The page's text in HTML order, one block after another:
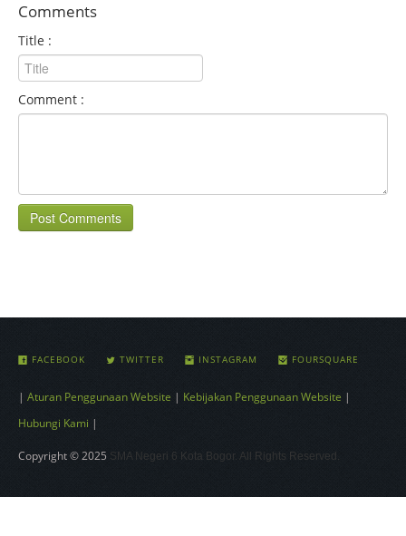
Comments
Title :
Comment :
Post Comments
FACEBOOK TWITTER INSTAGRAM FOURSQUARE
| Aturan Penggunaan Website | Kebijakan Penggunaan Website |
Hubungi Kami |
Copyright © 2025 SMA Negeri 6 Kota Bogor. All Rights Reserved.